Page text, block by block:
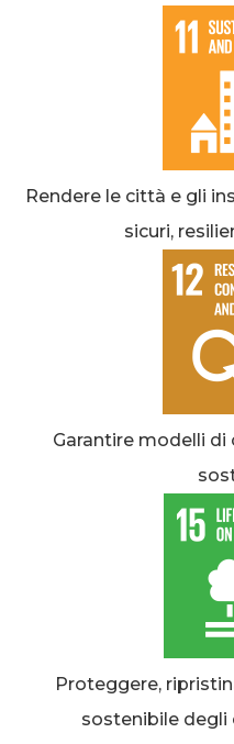
Rendere le città e gli
sicuri,
Garantire modelli
Proteggere,
sostenibile